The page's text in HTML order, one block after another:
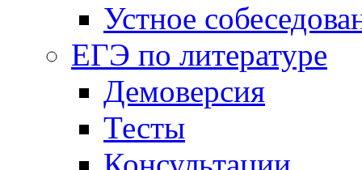
Устное
ЕГЭ по литературе
Демоверсия
Тесты